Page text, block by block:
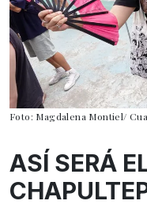
Foto: Magdalena Montiel/
ASÍ SERÁ